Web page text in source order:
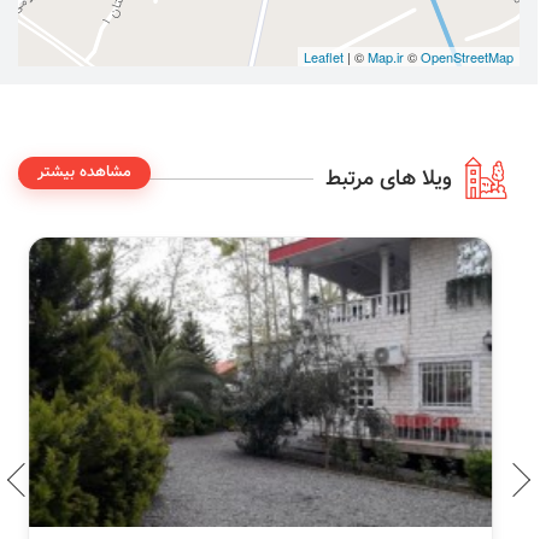
Leaflet | ©Map.ir©OpenStreetMap
ویلا های مرتبط مشاهده بیشتر